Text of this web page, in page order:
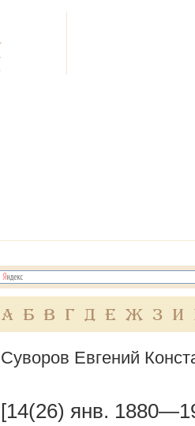
А Б В Г Д Е Ж З И
Суворов Евгений
[14(26) янв.